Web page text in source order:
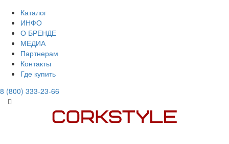
Каталог
ИНФО
О БРЕНДЕ
МЕДИА
Партнерам
Контакты
Где купить
8 (800) 333-23-66